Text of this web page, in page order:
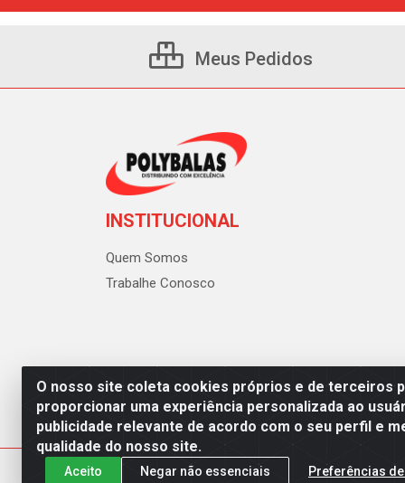
O nosso site coleta cookies próprios e de terceiros
proporcionar uma experiência personalizada ao
publicidade relevante de acordo com o seu perfil e
qualidade do nosso site.
Aceito Negar não essenciais Preferências
Meus Pedidos
INSTITUCIONAL
Quem Somos
Trabalhe Conosco
Polybalas - Rua João Miguel